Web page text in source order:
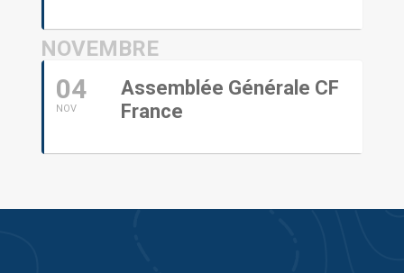
NOVEMBRE
04
NOV
Assemblée Générale CF
France